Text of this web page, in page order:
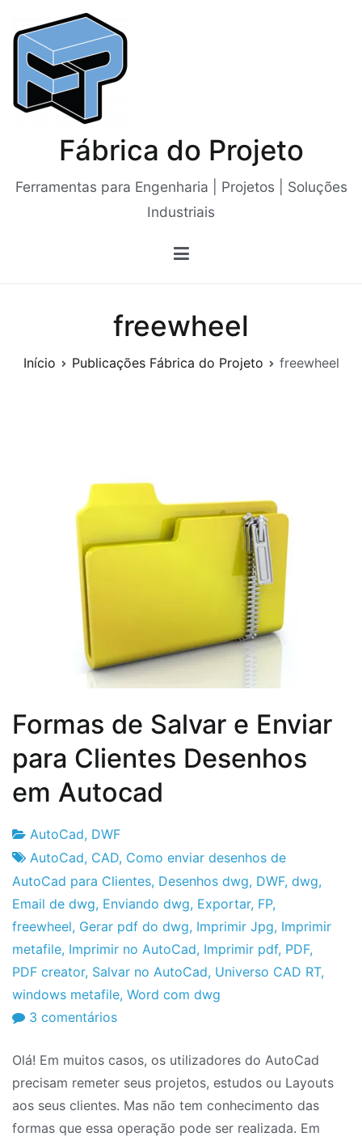
para
conteúdo
Fábrica do Projeto
Ferramentas para Engenharia | Projetos | Soluções
Industriais
freewheel
Início Publicações Fábrica do Projeto freewheel
Formas de Salvar e Enviar
para Clientes Desenhos
em Autocad
Fabrica
do
Projeto
21
de
Fevereiro
de
2010
AutoCad, DWF
AutoCad, CAD, Como enviar desenhos de
AutoCad para Clientes, Desenhos dwg, DWF, dwg,
Email de dwg, Enviando dwg, Exportar, FP,
freewheel, Gerar pdf do dwg, Imprimir Jpg, Imprimir
metafile, Imprimir no AutoCad, Imprimir pdf, PDF,
PDF creator, Salvar no AutoCad, Universo CAD RT,
windows metafile, Word com dwg
3 comentáriosem
de
Salvar
e
Enviar
Olá! Em muitos casos, os utilizadores do AutoCad
precisam remeter seus projetos, estudos ou Layouts
aos seus clientes. Mas não tem conhecimento das
formas que essa operação pode ser realizada. Em